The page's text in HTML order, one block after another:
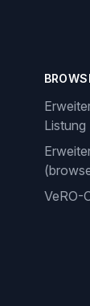
Listung
VeRO-